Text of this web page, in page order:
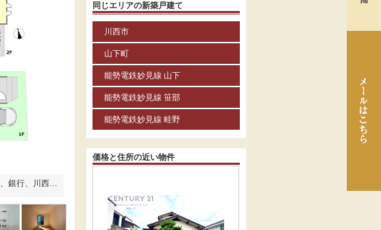
田んぼが残り、空気がきれいで、自然を身近に感じられる環境です。山下駅周辺にはスーパー、銀行、川西市東谷行政センターなどの施設がまとまっており、生活に不便がありません。
同じエリアの新築戸建て
川西市
山下町
能勢電鉄妙見線 山下
能勢電鉄妙見線 笹部
能勢電鉄妙見線 畦野
価格と住所の近い物件